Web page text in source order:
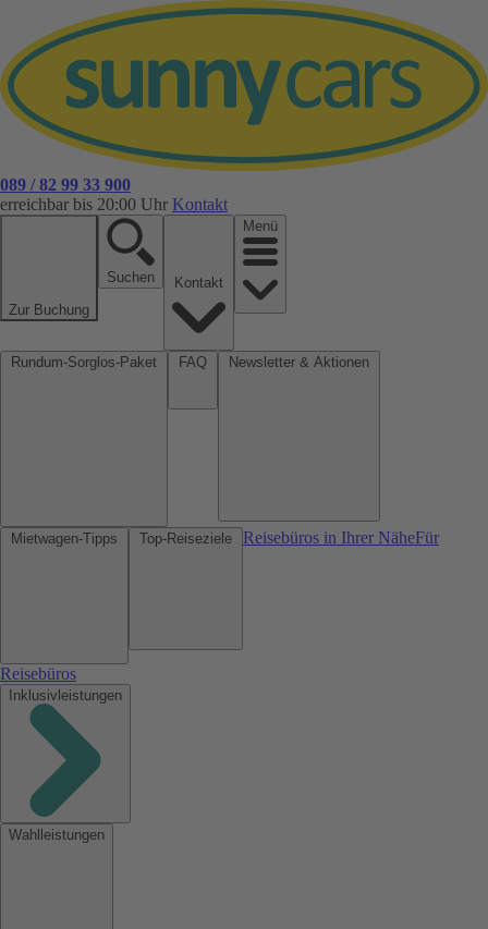
089 / 82 99 33 900
erreichbar bis 20:00 Uhr Kontakt
Zur Buchung
Suchen
Menü
Reisebüros in Ihrer NäheFür
Reisebüros
Inklusivleistungen
Wahlleistungen